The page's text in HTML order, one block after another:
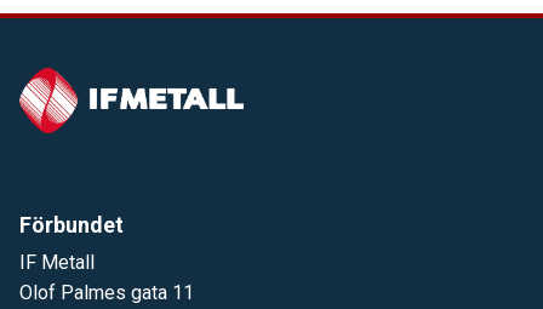
Förbundet
IF Metall
Olof Palmes gata 11